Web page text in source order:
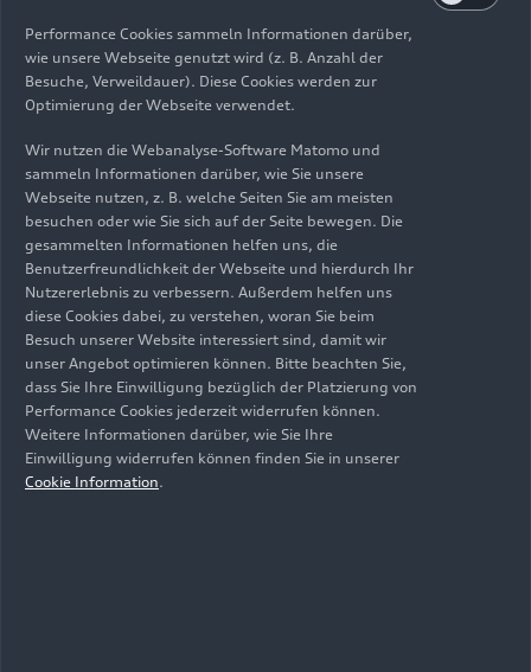
Membrane Mining – Drei Fragen an
Katja Götze
Verwandte Themen
Umweltschutz
Audi Stiftung für Umwelt
Nachhaltigkeit
Newsletter und exklusive
Informationen:
Medieninformationen
Performance Cookies sammeln Informationen darüber,
wie unsere Webseite genutzt wird (z. B. Anzahl der
Besuche, Verweildauer). Diese Cookies werden zur
Optimierung der Webseite verwendet.
Wir nutzen die Webanalyse-Software Matomo und
sammeln Informationen darüber, wie Sie unsere
Webseite nutzen, z. B. welche Seiten Sie am meisten
besuchen oder wie Sie sich auf der Seite bewegen. Die
gesammelten Informationen helfen uns, die
Benutzerfreundlichkeit der Webseite und hierdurch Ihr
Nutzererlebnis zu verbessern. Außerdem helfen uns
diese Cookies dabei, zu verstehen, woran Sie beim
Besuch unserer Website interessiert sind, damit wir
unser Angebot optimieren können. Bitte beachten Sie,
dass Sie Ihre Einwilligung bezüglich der Platzierung von
Performance Cookies jederzeit widerrufen können.
Weitere Informationen darüber, wie Sie Ihre
Einwilligung widerrufen können finden Sie in unserer
Cookie Information.